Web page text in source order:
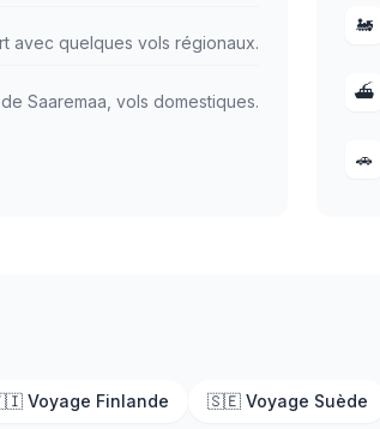
avec quelques vols régionaux.
Saaremaa, vols domestiques.
🚂
⛴️
🚗
Voyage Finlande 🇸🇪 Voyage Suède